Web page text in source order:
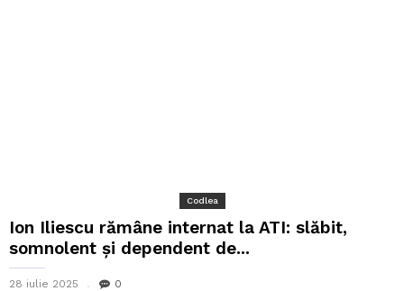
Codlea
Ion Iliescu rămâne internat la ATI: slăbit,
somnolent și dependent de...
28 iulie 2025 0